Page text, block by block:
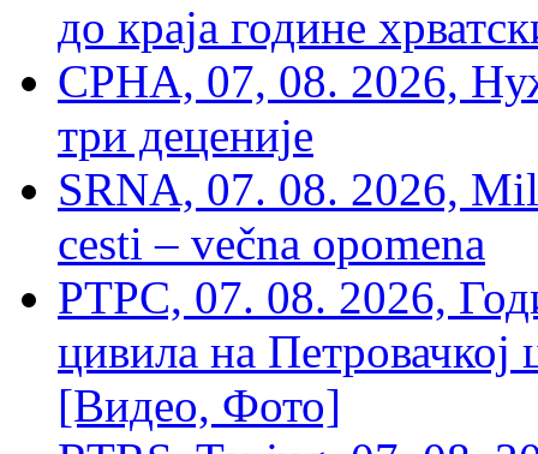
до краја године
СРНА, 07, 08. 2026,
три деценије
SRNA, 07. 08. 2026,
cesti – večna opomena
РТРС, 07. 08. 2026,
цивила на Петровачкој
[Видео, Фото]